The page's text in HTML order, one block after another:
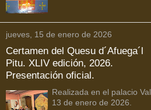
jueves, 15 de enero de 2026
Certamen del Quesu d´Afuega´l
Pitu. XLIV edición, 2026.
Presentación oficial.
Realizada en el palacio
13 de enero de 2026.